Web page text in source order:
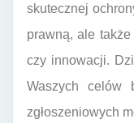
skutecznej
prawną, ale
czy innowacji.
Waszych celów
zgłoszeniowych